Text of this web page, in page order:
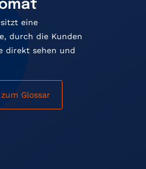
eine
durch die Kunden
direkt sehen und
Glossar